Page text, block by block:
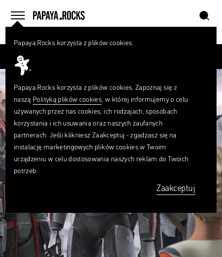
menu
home szukaj
Papaya.Rocks korzysta z plików cookies.
Papaya.Rocks korzysta z plików cookies. Zapoznaj się z
naszą Polityką plików cookies, w której informujemy o celu
używanych przez nas cookies, ich rodzajach, sposobach
korzystania i ich usuwania oraz naszych zaufanych
partnerach. Jeśli klikniesz Zaakceptuj - zgadzasz się na
instalację marketingowych plików cookies w Twoim
urządzeniu w celu dostosowania naszych reklam do Twoich
potrzeb.
Zaakceptuj
Czego
szukasz?